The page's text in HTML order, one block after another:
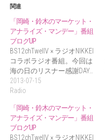
関連
「岡崎・鈴木のマーケット・
アナライズ・マンデー」番組
ブログUP
BS12chTwellV × ラジオNIKKEI
コラボラジオ番組。今回は
海の日のリスナー感謝DAY…
2013-07-15
Radio
「岡崎・鈴木のマーケット・
アナライズ・マンデー」番組
ブログUP
BS12chTwellV × ラジオNIKKEI